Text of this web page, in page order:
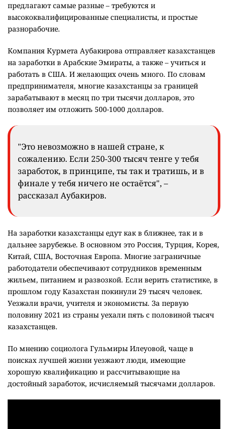
предлагают самые разные – требуются и
высококвалифицированные специалисты, и простые
разнорабочие.
Компания Курмета Аубакирова отправляет казахстанцев
на заработки в Арабские Эмираты, а также – учиться и
работать в США. И желающих очень много. По словам
предпринимателя, многие казахстанцы за границей
зарабатывают в месяц по три тысячи долларов, это
позволяет им отложить 500-1000 долларов.
"Это невозможно в нашей стране, к
сожалению. Если 250-300 тысяч тенге у тебя
заработок, в принципе, ты так и тратишь, и в
финале у тебя ничего не остаётся", –
рассказал Аубакиров.
На заработки казахстанцы едут как в ближнее, так и в
дальнее зарубежье. В основном это Россия, Турция, Корея,
Китай, США, Восточная Европа. Многие заграничные
работодатели обеспечивают сотрудников временным
жильем, питанием и развозкой. Если верить статистике, в
прошлом году Казахстан покинули 29 тысяч человек.
Уезжали врачи, учителя и экономисты. За первую
половину 2021 из страны уехали пять с половиной тысяч
казахстанцев.
По мнению социолога Гульмиры Илеуовой, чаще в
поисках лучшей жизни уезжают люди, имеющие
хорошую квалификацию и рассчитывающие на
достойный заработок, исчисляемый тысячами долларов.